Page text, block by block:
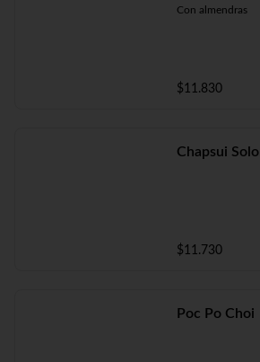
Con almendras
$11.830
Chapsui Solo
$11.730
Poc Po Choi